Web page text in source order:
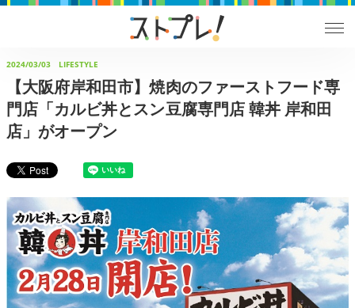
2024/03/03 LIFESTYLE
【大阪府岸和田市】焼肉のファーストフード専
門店「カルビ丼とスン豆腐専門店 韓丼 岸和田
店」がオープン